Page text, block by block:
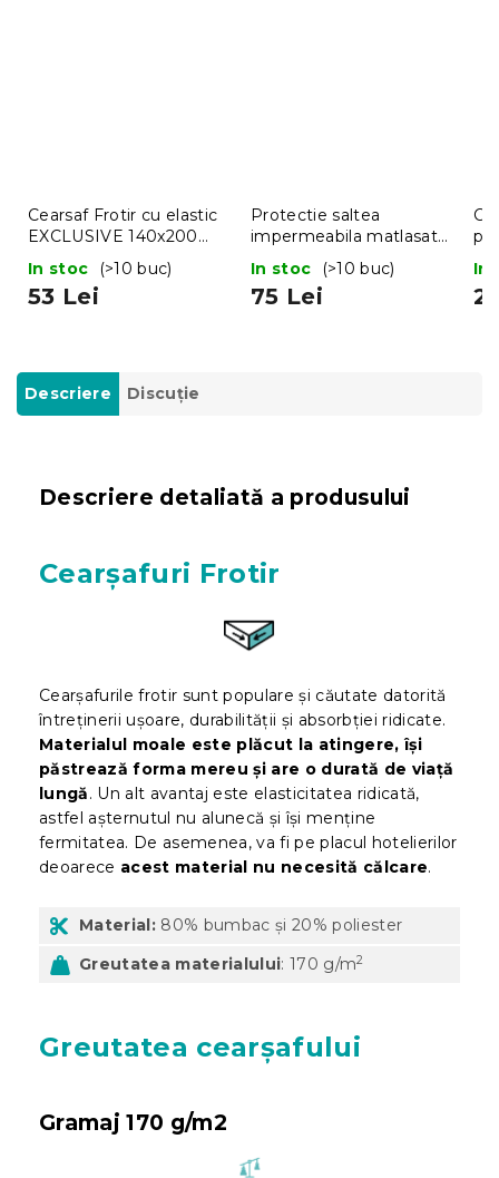
Cearsaf Frotir cu elastic
EXCLUSIVE 140x200
In stoc (>10 buc)
53 Lei
Protectie saltea
impermeabila matlasata
140 x 200 cm
In stoc (>10 buc)
75 Lei
In
Descriere Discuţie
Descriere detaliată a produsului
Cearșafuri Frotir
Cearșafurile frotir sunt populare și căutate datorită
întreținerii ușoare, durabilității și absorbției ridicate.
Materialul moale este plăcut la atingere, își
păstrează forma mereu și are o durată de viață
lungă. Un alt avantaj este elasticitatea ridicată,
astfel așternutul nu alunecă și își menține
fermitatea. De asemenea, va fi pe placul hotelierilor
deoarece acest material nu necesită călcare.
Material: 80% bumbac și 20% poliester
Greutatea materialului: 170 g/m2
Greutatea cearșafului
Gramaj 170 g/m2